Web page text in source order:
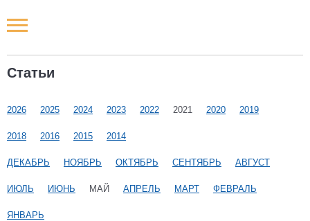
Статьи
2026 2025 2024 2023 2022 2021 2020 2019
2018 2016 2015 2014
ДЕКАБРЬ НОЯБРЬ ОКТЯБРЬ СЕНТЯБРЬ АВГУСТ
ИЮЛЬ ИЮНЬ МАЙ АПРЕЛЬ МАРТ ФЕВРАЛЬ
ЯНВАРЬ
Новости РФ
Наши мероприятия
Статьи